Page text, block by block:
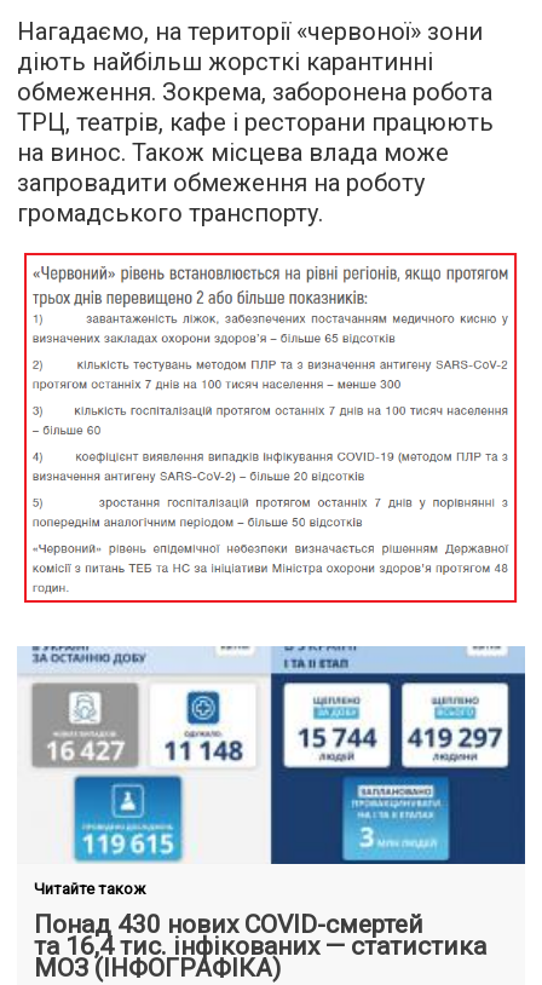
Нагадаємо, на території «червоної» зони
діють найбільш жорсткі карантинні
обмеження. Зокрема, заборонена робота
ТРЦ, театрів, кафе і ресторани працюють
на винос. Також місцева влада може
запровадити обмеження на роботу
громадського транспорту.
Читайте також
Понад 430 нових COVID-смертей
та 16,4 тис. інфікованих — статистика
МОЗ (ІНФОГРАФІКА)